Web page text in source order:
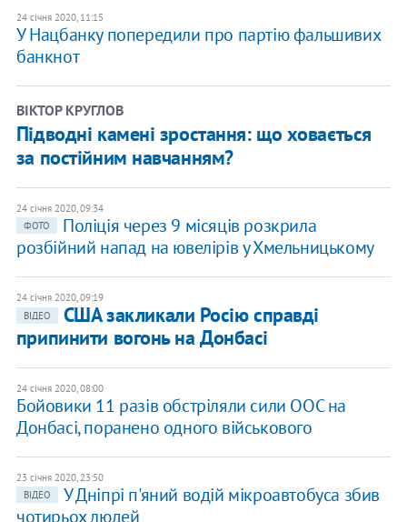
24 січня 2020, 11:15
У Нацбанку попередили про партію фальшивих
банкнот
ВІКТОР КРУГЛОВ
Підводні камені зростання: що ховається
за постійним навчанням?
24 січня 2020, 09:34
ФОТО
Поліція через 9 місяців розкрила
розбійний напад на ювелірів у Хмельницькому
24 січня 2020, 09:19
ВІДЕО
США закликали Росію справді
припинити вогонь на Донбасі
24 січня 2020, 08:00
Бойовики 11 разів обстріляли сили ООС на
Донбасі, поранено одного військового
23 січня 2020, 23:50
ВІДЕО
У Дніпрі п'яний водій мікроавтобуса збив
чотирьох людей